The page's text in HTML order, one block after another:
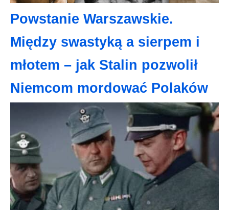
Powstanie Warszawskie.
Między swastyką a sierpem i
młotem – jak Stalin pozwolił
Niemcom mordować Polaków